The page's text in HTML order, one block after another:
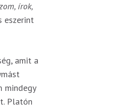
írok,
eszerint
amit a
mindegy
Platón